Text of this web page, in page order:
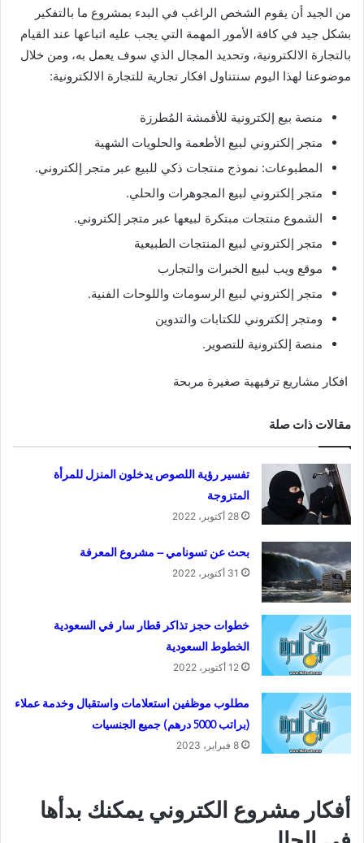
من الجيد أن يقوم الشخص الراغب في البدء بمشروع ما بالتفكير
بشكل جيد في كافة الأمور المهمة التي يجب عليه اتباعها عند القيام
بالتجارة الالكترونية، وتحديد المجال الذي سوف يعمل به، ومن خلال
موضوعنا لهذا اليوم سنتناول افكار تجارية للتجارة الالكترونية:
منصة بيع إلكترونية للأقمشة المُطرزة
متجر إلكتروني لبيع الأطعمة والحلويات الشهية
المطبوعات: نموذج منتجات ذكي للبيع عبر متجر إلكتروني.
متجر إلكتروني لبيع المجوهرات والحلي.
الشموع منتجات مبتكرة لبيعها عبر متجر إلكتروني.
متجر إلكتروني لبيع المنتجات الطبيعية
موقع ويب لبيع الخبرات والتجارب
متجر إلكتروني لبيع الرسومات واللوحات الفنية.
ومتجر إلكتروني للكتابات والتدوين
منصة إلكترونية للتصوير.
افكار مشاريع ترفيهية صغيرة مربحة
مقالات ذات صلة
تفسير رؤية اللصوص يدخلون المنزل للمرأة
المتزوجة
28 أكتوبر، 2022
بحث عن تسونامي – مشروع المعرفة
31 أكتوبر، 2022
خطوات حجز تذاكر قطار سار في السعودية
الخطوط السعودية
12 أكتوبر، 2022
مطلوب موظفين استعلامات واستقبال وخدمة عملاء
(براتب 5000 درهم) جميع الجنسيات
8 فبراير، 2023
أفكار مشروع الكتروني يمكنك بدأها